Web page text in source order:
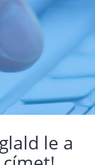
le a